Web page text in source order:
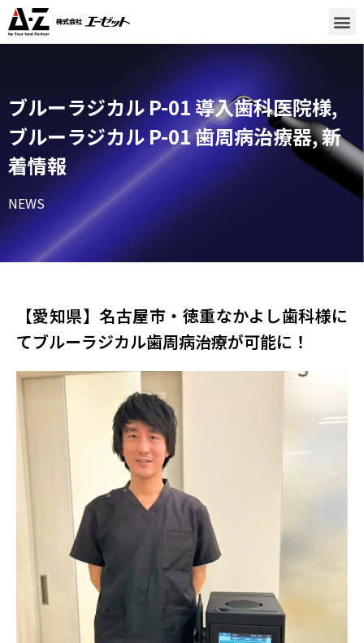
ブルーラジカル P-01 導入歯科医院様,
ブルーラジカル P-01 歯周病治療器,新
着情報
NEWS
【愛知県】名古屋市・徳重なかよし歯科様に
てブルーラジカル歯周病治療が可能に！